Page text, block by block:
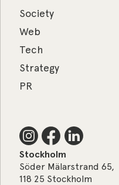
Society
Web
Tech
Strategy
PR
Stockholm
Söder Mälarstrand 65,
118 25 Stockholm